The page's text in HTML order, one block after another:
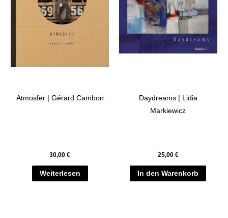
Atmosfer | Gérard Cambon
30,00€
Weiterlesen
Daydreams | Lidia
Markiewicz
25,00 €
In den Warenkorb